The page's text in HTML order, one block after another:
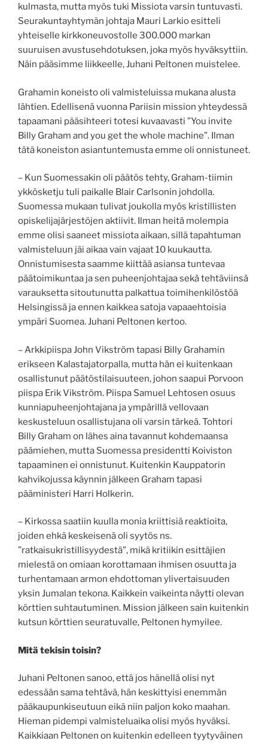
kulmasta, mutta myös tuki Missiota varsin tuntuvasti.
Seurakuntayhtymän johtaja Mauri Larkio esitteli
yhteiselle kirkkoneuvostolle 300.000 markan
suuruisen avustusehdotuksen, joka myös hyväksyttiin.
Näin pääsimme liikkeelle, Juhani Peltonen muistelee.
Grahamin koneisto oli valmisteluissa mukana alusta
lähtien. Edellisenä vuonna Pariisin mission yhteydessä
tapaamani pääsihteeri totesi kuvaavasti ”You invite
Billy Graham and you get the whole machine”. Ilman
tätä koneiston asiantuntemusta emme oli onnistuneet.
– Kun Suomessakin oli päätös tehty, Graham-tiimin
ykkösketju tuli paikalle Blair Carlsonin johdolla.
Suomessa mukaan tulivat joukolla myös kristillisten
opiskelijajärjestöjen aktiivit. Ilman heitä molempia
emme olisi saaneet missiota aikaan, sillä tapahtuman
valmisteluun jäi aikaa vain vajaat 10 kuukautta.
Onnistumisesta saamme kiittää asiansa tuntevaa
päätoimikuntaa ja sen puheenjohtajaa sekä tehtäviinsä
varauksetta sitoutunutta palkattua toimihenkilöstöä
Helsingissä ja ennen kaikkea satoja vapaaehtoisia
ympäri Suomea. Juhani Peltonen kertoo.
– Arkkipiispa John Vikström tapasi Billy Grahamin
erikseen Kalastajatorpalla, mutta hän ei kuitenkaan
osallistunut päätöstilaisuuteen, johon saapui Porvoon
piispa Erik Vikström. Piispa Samuel Lehtosen osuus
kunniapuheenjohtajana ja ympärillä vellovaan
keskusteluun osallistujana oli varsin tärkeä. Tohtori
Billy Graham on lähes aina tavannut kohdemaansa
päämiehen, mutta Suomessa presidentti Koiviston
tapaaminen ei onnistunut. Kuitenkin Kauppatorin
kahvikojussa käynnin jälkeen Graham tapasi
pääministeri Harri Holkerin.
– Kirkossa saatiin kuulla monia kriittisiä reaktioita,
joiden ehkä keskeisenä oli syytös ns.
”ratkaisukristillisyydestä”, mikä kritiikin esittäjien
mielestä on omiaan korottamaan ihmisen osuutta ja
turhentamaan armon ehdottoman ylivertaisuuden
yksin Jumalan tekona. Kaikkein vaikeinta näytti olevan
körttien suhtautuminen. Mission jälkeen sain kuitenkin
kutsun körttien seuratuvalle, Peltonen hymyilee.
Mitä tekisin toisin?
Juhani Peltonen sanoo, että jos hänellä olisi nyt
edessään sama tehtävä, hän keskittyisi enemmän
pääkaupunkiseutuun eikä niin paljon koko maahan.
Hieman pidempi valmisteluaika olisi myös hyväksi.
Kaikkiaan Peltonen on kuitenkin edelleen tyytyväinen